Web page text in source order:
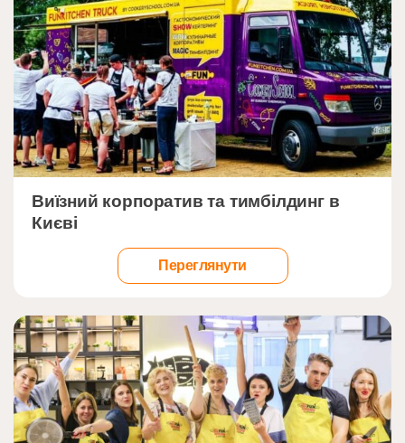
Виїзний корпоратив та тимбілдинг в
Києві
Переглянути